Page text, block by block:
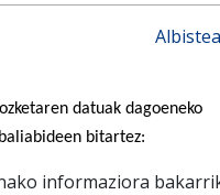
datuak dagoeneko
bitartez:
informaziora